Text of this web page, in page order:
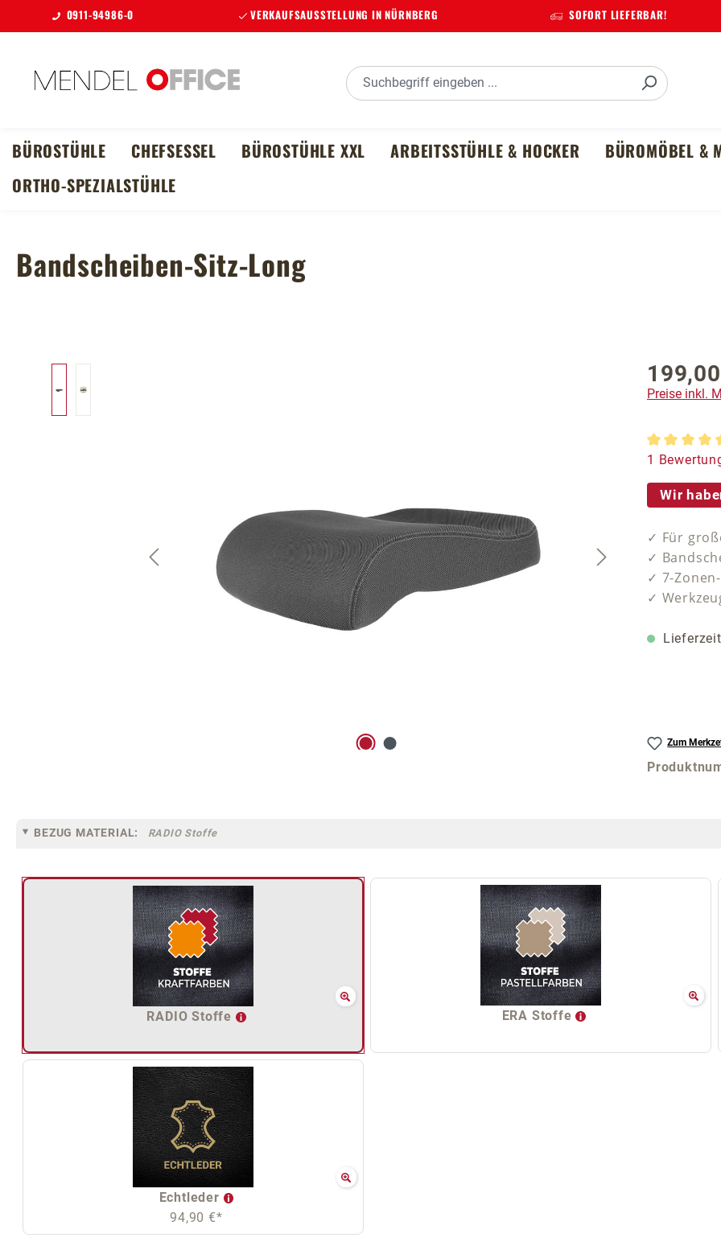
Hauptinhalt springen
Zur Suche springen
Zur Hauptnavigation springen
0911-94986-0 VERKAUFSAUSSTELLUNG IN NÜRNBERG SOFORT LIEFERBAR!
BÜROSTÜHLE CHEFSESSEL BÜROSTÜHLE XXL ARBEITSSTÜHLE & HOCKER BÜROMÖBEL &
ORTHO-SPEZIALSTÜHLE
Bandscheiben-Sitz-Long
Regulärer
Preise inkl.
1
Wir
✓ Für
✓
✓ 7-
✓
Zum
BEZUG MATERIAL: RADIO Stoffe
RADIO Stoffe ERA Stoffe
Echtleder
94,90 €*